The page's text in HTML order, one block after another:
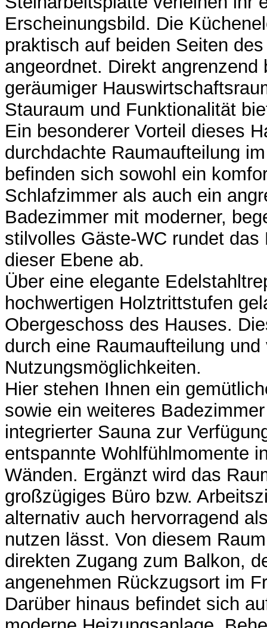
Erscheinungsbild. Die
praktisch auf beiden Seiten
angeordnet. Direkt angrenzend
geräumiger
Stauraum und Funktionalität
Ein besonderer Vorteil dieses
durchdachte Raumaufteilung
befinden sich sowohl ein
Schlafzimmer als auch ein
Badezimmer mit moderner,
stilvolles Gäste-WC rundet das
dieser Ebene ab.
Über eine elegante
hochwertigen Holztrittstufen
Obergeschoss des Hauses.
durch eine Raumaufteilung
Nutzungsmöglichkeiten.
Hier stehen Ihnen ein
sowie ein weiteres
integrierter Sauna zur
entspannte Wohlfühlmomente
Wänden. Ergänzt wird das
großzügiges Büro bzw.
alternativ auch hervorragend
nutzen lässt. Von diesem
direkten Zugang zum Balkon,
angenehmen Rückzugsort im
Darüber hinaus befindet sich